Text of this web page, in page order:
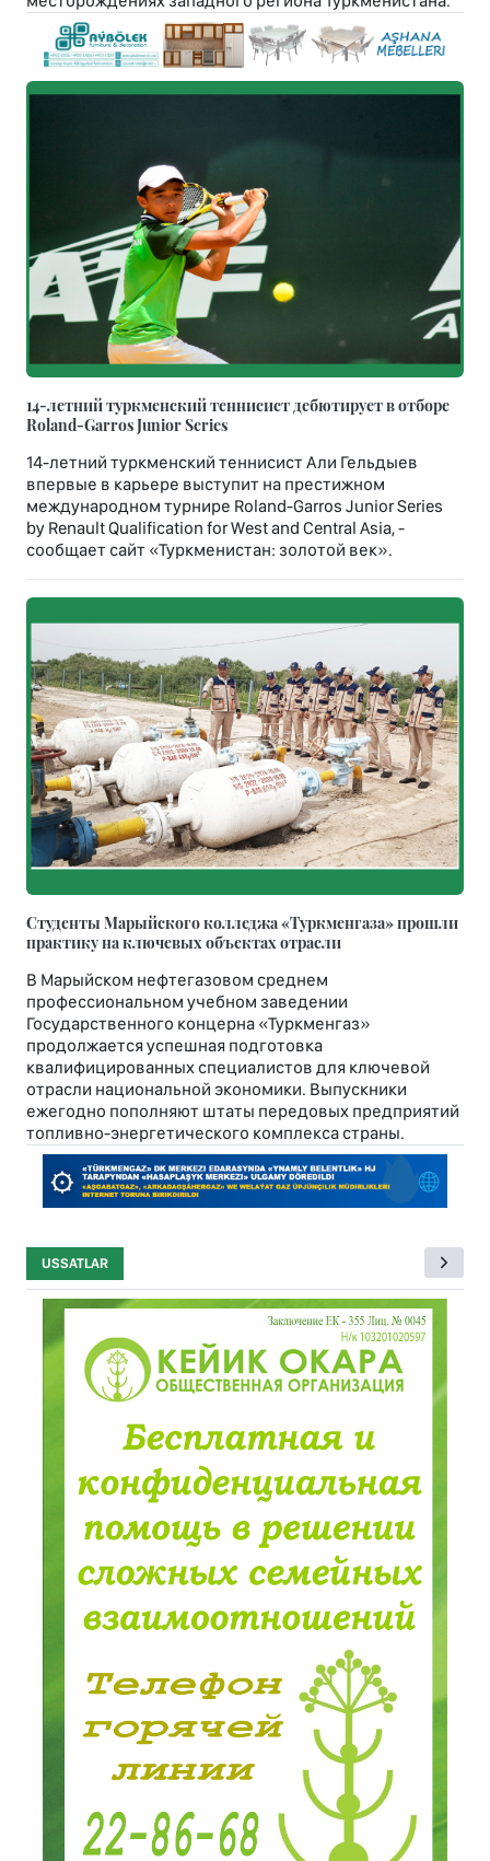
14-летний туркменский теннисист дебютирует в отборе
Roland-Garros Junior Series
14-летний туркменский теннисист Али Гельдыев
впервые в карьере выступит на престижном
международном турнире Roland-Garros Junior Series
by Renault Qualification for West and Central Asia, -
сообщает сайт «Туркменистан: золотой век».
Студенты Марыйского колледжа «Туркменгаза» прошли
практику на ключевых объектах отрасли
В Марыйском нефтегазовом среднем
профессиональном учебном заведении
Государственного концерна «Туркменгаз»
продолжается успешная подготовка
квалифицированных специалистов для ключевой
отрасли национальной экономики. Выпускники
ежегодно пополняют штаты передовых предприятий
топливно-энергетического комплекса страны.
USSATLAR